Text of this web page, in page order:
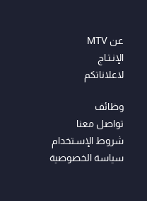
عن MTV
الإنـتـاج
لاعلاناتكم
وظائف
تواصل معنا
شروط الإسـتخدام
سياسة الخصوصية